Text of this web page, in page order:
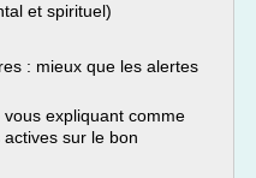
et spirituel)
: mieux que les alertes
expliquant comme
sur le bon